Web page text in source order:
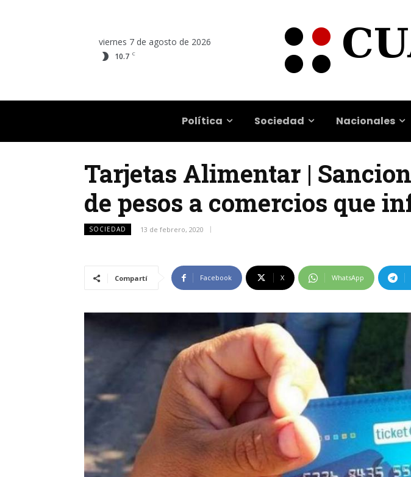
viernes 7 de agosto de 2026
10.7 C
Política Sociedad Nacionales
Tarjetas Alimentar |
de pesos a comercios que
SOCIEDAD 13 de febrero, 2020
Compartí Facebook X WhatsApp